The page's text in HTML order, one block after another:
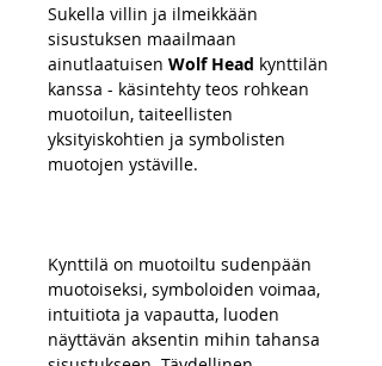
Sukella villin ja ilmeikkään
sisustuksen maailmaan
ainutlaatuisen Wolf Head kynttilän
kanssa - käsintehty teos rohkean
muotoilun, taiteellisten
yksityiskohtien ja symbolisten
muotojen ystäville.
Kynttilä on muotoiltu sudenpään
muotoiseksi, symboloiden voimaa,
intuitiota ja vapautta, luoden
näyttävän aksentin mihin tahansa